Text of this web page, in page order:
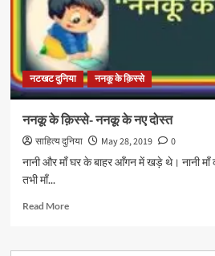
नटखट दुनिया ननकू के क़िस्से
ननकू के क़िस्से- ननकू के नए दोस्त
साहित्य दुनिया May 28, 2019
0
नानी और माँ घर के बाहर आँगन में खड़े थे। नानी माँ
तभी माँ...
Read MoreRead
ननकू